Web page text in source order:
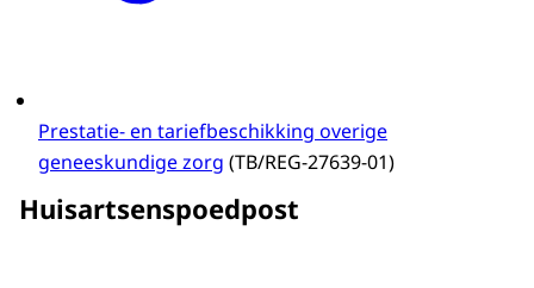
Prestatie- en tariefbeschikking overige
geneeskundige zorg (TB/REG-27639-01)
Huisartsenspoedpost